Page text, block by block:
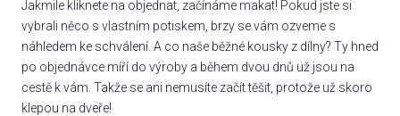
Jakmile kliknete na objednat, začínáme makat! Pokud jste si
vybrali něco s vlastním potiskem, brzy se vám ozveme s
náhledem ke schválení. A co naše běžné kousky z dílny? Ty hned
po objednávce míří do výroby a během dvou dnů už jsou na
cestě k vám. Takže se ani nemusíte začít těšit, protože už skoro
klepou na dveře!